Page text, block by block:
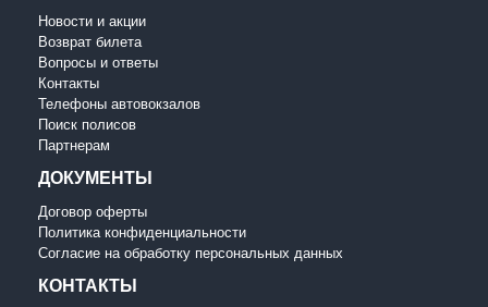
Новости и акции
Возврат билета
Вопросы и ответы
Контакты
Телефоны автовокзалов
Поиск полисов
Партнерам
ДОКУМЕНТЫ
Договор оферты
Политика конфиденциальности
Согласие на обработку персональных данных
КОНТАКТЫ